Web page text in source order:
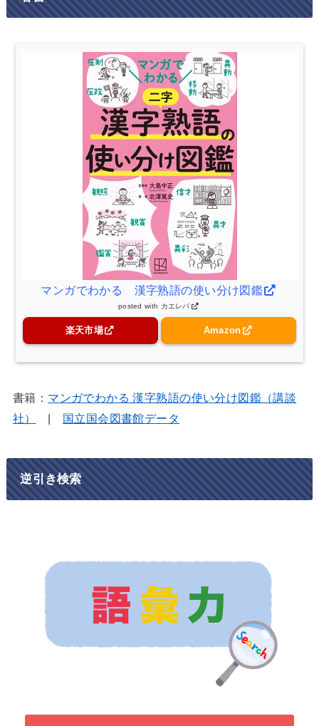
マンガでわかる 漢字熟語の使い分け図鑑
posted with カエレバ
楽天市場 Amazon
書籍： マンガでわかる 漢字熟語の使い分け図鑑（講談
社）
| 国立国会図書館データ
逆引き検索